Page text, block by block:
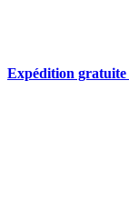
Expédition gratuite